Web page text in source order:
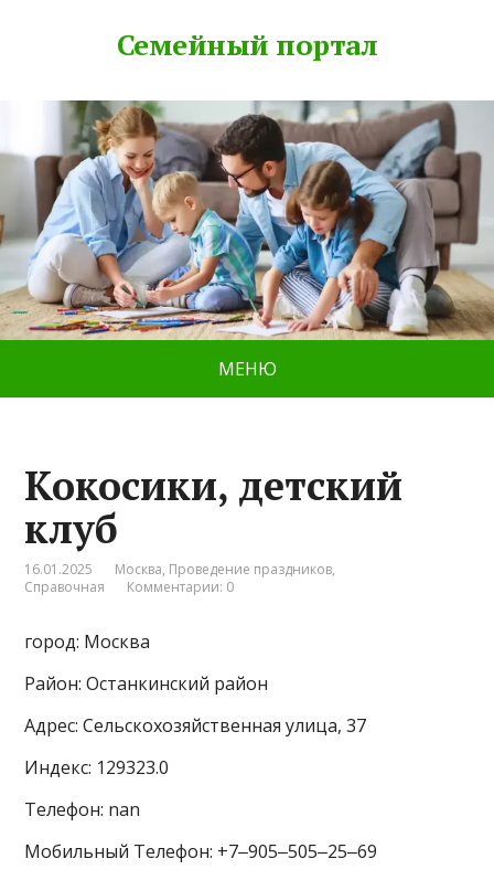
Семейный портал
МЕНЮ
Кокосики, детский
клуб
16.01.2025 Москва, Проведение праздников,
Справочная
Комментарии: 0
город: Москва
Район: Останкинский район
Адрес: Сельскохозяйственная улица, 37
Индекс: 129323.0
Телефон: nan
Мобильный Телефон: +7‒905‒505‒25‒69